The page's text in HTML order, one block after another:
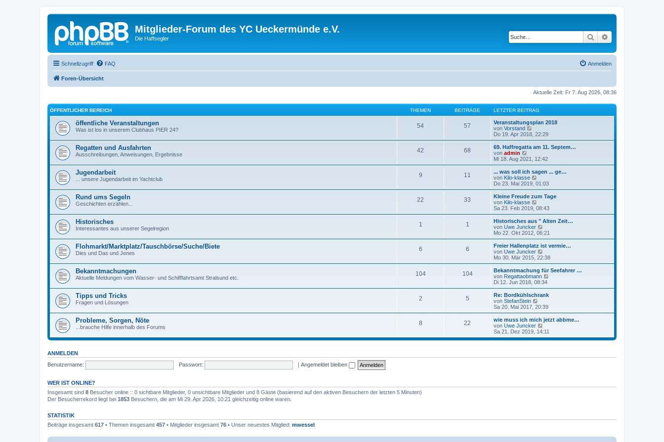
Mitglieder-Forum des YC Ueckermünde e.V.
Die Haffsegler Suche
Schnellzugriff FAQ Anmelden
Foren-Übersicht
Aktuelle Zeit: Fr 7. Aug 2026, 08:36
ÖFFENTLICHER BEREICH THEMEN BEITRÄGE LETZTER BEITRAG
öffentliche Veranstaltungen
Was ist los in unserem Clubhaus PIER 24?
54 57
Veranstaltungsplan 2018
von Vorstand
e
u
e
e
B
e
i
r
a
g
Do 19. Apr 2018, 22:29
Regatten und Ausfahrten
Ausschreibungen, Anweisungen, Ergebnisse
42 68
69. Haffregatta am 11. Septem…
von admin
e
u
e
s
t
B
e
i
r
a
g
Mi 18. Aug 2021, 12:42
Jugendarbeit
... unsere Jugendarbeit im Yachtclub
9 11
... was soll ich sagen ... ge…
von Kilo-klasse
e
u
e
t
r
B
e
i
r
a
g
Do 23. Mai 2019, 01:03
Rund ums Segeln
Geschichten erzählen...
22 33
Kleine Freude zum Tage
von Kilo-klasse
e
u
e
s
t
B
e
i
r
a
g
Sa 23. Feb 2019, 08:43
Historisches
Interessantes aus unserer Segelregion
1 1
Historisches aus " Alten Zeit…
von Uwe Juncker
e
u
e
t
r
B
e
i
r
g
Mo 22. Okt 2012, 06:21
Flohmarkt/Marktplatz/Tauschbörse/Suche/Biete
Dies und Das und Jenes
6 6
Freier Hallenplatz ist vermie…
von Uwe Juncker
e
u
e
s
t
B
e
i
r
g
Mo 30. Mär 2015, 22:38
Bekanntmachungen
Aktuelle Meldungen vom Wasser- und Schifffahrtsamt Stralsund etc.
104 104
Bekanntmachung für Seefahrer …
von Regattaobmann
u
r
B
i
t
g
Di 12. Jun 2018, 08:34
Tipps und Tricks
Fragen und Lösungen
2 5
Re: Bordkühlschrank
von StefanStein
e
u
e
s
t
r
i
Sa 20. Mai 2017, 20:39
Probleme, Sorgen, Nöte
...brauche Hilfe innerhalb des Forums
8 22
wie muss ich mich jetzt abbme…
von Uwe Juncker
e
u
Sa 21. Dez 2019, 14:11
ANMELDEN
Benutzername:
Passwort: | Angemeldet bleiben
WER IST ONLINE?
Insgesamt sind 8 Besucher online :: 0 sichtbare Mitglieder, 0 unsichtbare Mitglieder und 8 Gäste (basierend auf den aktiven Besuchern der letzten 5 Minuten)
Der Besucherrekord liegt bei 1853 Besuchern, die am Mi 29. Apr 2026, 10:21 gleichzeitig online waren.
STATISTIK
Beiträge insgesamt 617 • Themen insgesamt 457 • Mitglieder insgesamt 76 • Unser neuestes Mitglied: mwessel